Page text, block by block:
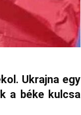
Ukrajna egy
a béke kulcsa